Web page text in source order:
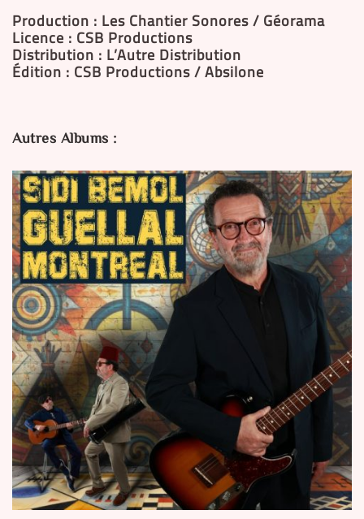
Production : Les Chantier Sonores / Géorama
Licence : CSB Productions
Distribution : L’Autre Distribution
Édition : CSB Productions / Absilone
Autres Albums :